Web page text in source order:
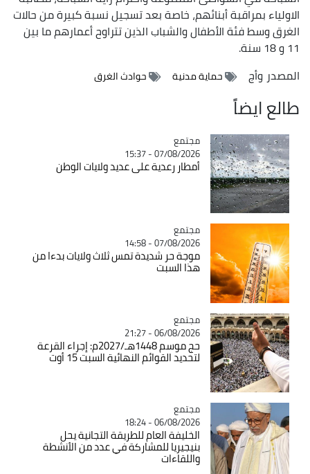
الاولياء بمراقبة أبنائهم، خاصة بعد تسجيل نسبة كبيرة من حالات
الغرق وسط فئة الأطفال والشباب الذين تتراوح أعمارهم ما بين
11 و 18 سنة.
المصدروأج حماية مدنية حوادث الغرق
طالع ايضاً
Catégorie
مجتمع
07/08/2026 - 15:37
أمطار رعدية على عديد ولايات الوطن
Catégorie
مجتمع
07/08/2026 - 14:58
موجة حر شديدة تمس ثلاث ولايات بدءا من
هذا السبت
Catégorie
مجتمع
06/08/2026 - 21:27
حج موسم 1448هـ/2027م: إجراء القرعة
لتحديد القوائم النهائية السبت 15 أوت
Catégorie
مجتمع
06/08/2026 - 18:24
الخليفة العام للطريقة التجانية يحل
بنيجيريا للمشاركة في عدد من الأنشطة
واللقاءات